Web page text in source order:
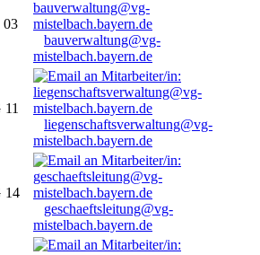
03
bauverwaltung@vg-
mistelbach.bayern.de
11
liegenschaftsverwaltung@vg-
mistelbach.bayern.de
14
geschaeftsleitung@vg-
mistelbach.bayern.de